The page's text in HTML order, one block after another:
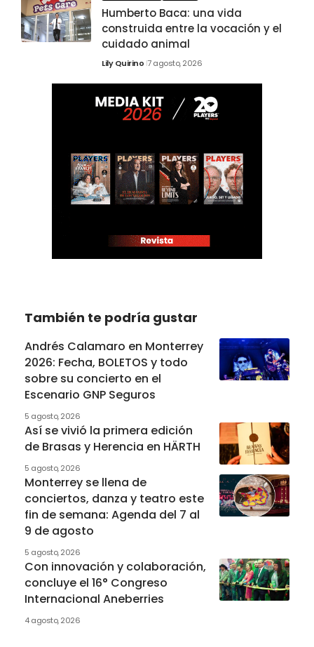
Humberto Baca: una vida
construida entre la vocación y el
cuidado animal
Lily Quirino 7 agosto, 2026
También te podría gustar
Andrés Calamaro en Monterrey
2026: Fecha, BOLETOS y todo
sobre su concierto en el
Escenario GNP Seguros
5 agosto, 2026
Así se vivió la primera edición
de Brasas y Herencia en HÄRTH
5 agosto, 2026
Monterrey se llena de
conciertos, danza y teatro este
fin de semana: Agenda del 7 al
9 de agosto
5 agosto, 2026
Con innovación y colaboración,
concluye el 16° Congreso
Internacional Aneberries
4 agosto, 2026